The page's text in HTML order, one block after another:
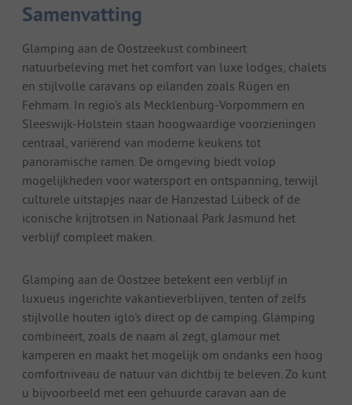
Samenvatting
Glamping aan de Oostzeekust combineert
natuurbeleving met het comfort van luxe lodges, chalets
en stijlvolle caravans op eilanden zoals Rügen en
Fehmarn. In regio’s als Mecklenburg-Vorpommern en
Sleeswijk-Holstein staan hoogwaardige voorzieningen
centraal, variërend van moderne keukens tot
panoramische ramen. De omgeving biedt volop
mogelijkheden voor watersport en ontspanning, terwijl
culturele uitstapjes naar de Hanzestad Lübeck of de
iconische krijtrotsen in Nationaal Park Jasmund het
verblijf compleet maken.
Glamping aan de Oostzee betekent een verblijf in
luxueus ingerichte vakantieverblijven, tenten of zelfs
stijlvolle houten iglo's direct op de camping. Glamping
combineert, zoals de naam al zegt, glamour met
kamperen en maakt het mogelijk om ondanks een hoog
comfortniveau de natuur van dichtbij te beleven. Zo kunt
u bijvoorbeeld met een gehuurde caravan aan de